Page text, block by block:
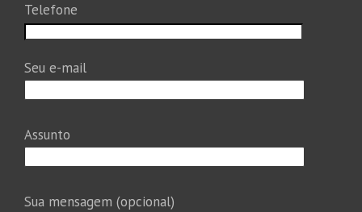
Telefone
Seu e-mail
Assunto
Sua mensagem (opcional)